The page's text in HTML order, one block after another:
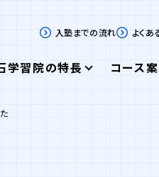
入塾までの流れ よくあ
学習院の特長 コース